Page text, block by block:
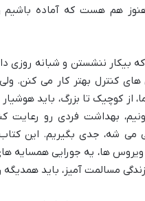
هم هست که آماده
بیکار ننشستن و شبانه روزی
کنترل بهتر کار می کنن.
از کوچیک تا بزرگ، باید
بهداشت فردی رو رعایت
می شه، جدی بگیریم. این
ها، یه جورایی همسایه
مسالمت آمیز، باید همدیگه